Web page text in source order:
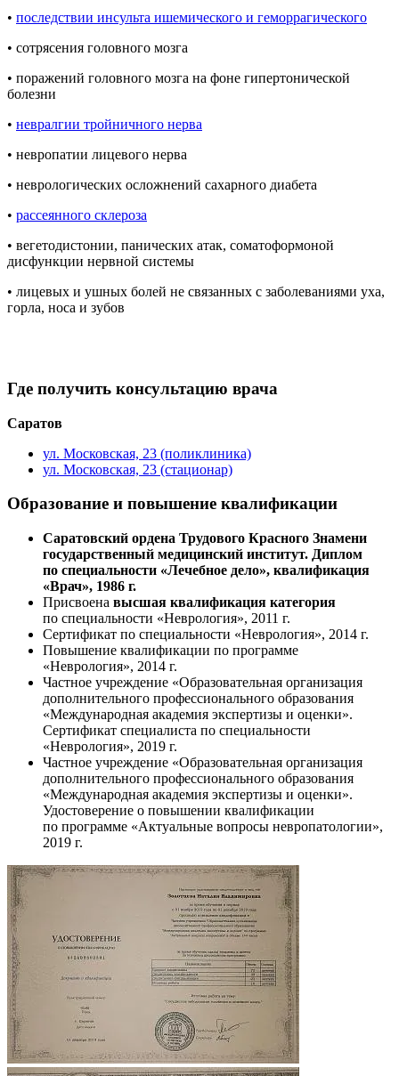
• последствии инсульта ишемического и геморрагического
• сотрясения головного мозга
• поражений головного мозга на фоне гипертонической
болезни
• невралгии тройничного нерва
• невропатии лицевого нерва
• неврологических осложнений сахарного диабета
• рассеянного склероза
• вегетодистонии, панических атак, соматоформоной
дисфункции нервной системы
• лицевых и ушных болей не связанных с заболеваниями уха,
горла, носа и зубов
Где получить консультацию врача
Саратов
ул. Московская, 23 (поликлиника)
ул. Московская, 23 (стационар)
Образование и повышение квалификации
Саратовский ордена Трудового Красного Знамени
государственный медицинский институт. Диплом
по специальности «Лечебное дело», квалификация
«Врач», 1986 г.
Присвоена высшая квалификация категория
по специальности «Неврология», 2011 г.
Сертификат по специальности «Неврология», 2014 г.
Повышение квалификации по программе
«Неврология», 2014 г.
Частное учреждение «Образовательная организация
дополнительного профессионального образования
«Международная академия экспертизы и оценки».
Сертификат специалиста по специальности
«Неврология», 2019 г.
Частное учреждение «Образовательная организация
дополнительного профессионального образования
«Международная академия экспертизы и оценки».
Удостоверение о повышении квалификации
по программе «Актуальные вопросы невропатологии»,
2019 г.